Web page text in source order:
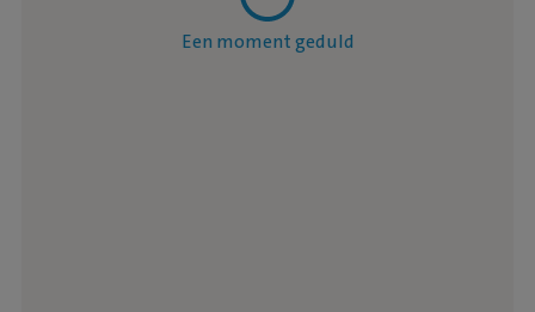
Een moment geduld